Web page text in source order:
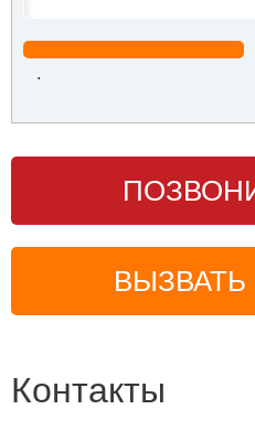
.
ВЫЗВАТЬ
Контакты